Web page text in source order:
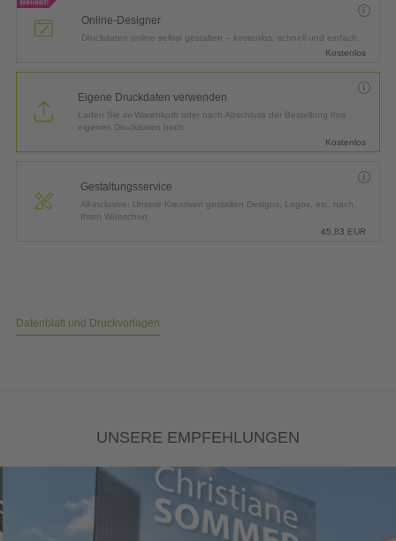
Online-Designer
Druckdaten online selbst gestalten – kostenlos, schnell und einfach.
Kostenlos
Eigene Druckdaten verwenden
Laden Sie im Warenkorb oder nach Abschluss der Bestellung Ihre
eigenen Druckdaten hoch.
Kostenlos
Gestaltungsservice
All-inclusive: Unsere Kreativen gestalten Designs, Logos, etc. nach
Ihren Wünschen.
45,83 EUR
Datenblatt und Druckvorlagen
UNSERE EMPFEHLUNGEN